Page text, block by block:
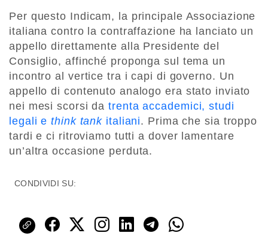
Per questo Indicam, la principale Associazione
italiana contro la contraffazione ha lanciato un
appello direttamente alla Presidente del
Consiglio, affinché proponga sul tema un
incontro al vertice tra i capi di governo. Un
appello di contenuto analogo era stato inviato
nei mesi scorsi datrenta accademici, studi
legali ethink tank italiani. Prima che sia troppo
tardi e ci ritroviamo tutti a dover lamentare
un’altra occasione perduta.
CONDIVIDI SU: